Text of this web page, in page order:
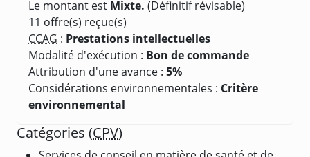
Le montant est Mixte. (Définitif révisable)
11 offre(s) reçue(s)
CCAG : Prestations intellectuelles
Modalité d'exécution : Bon de commande
Attribution d'une avance : 5%
Considérations environnementales : Critère
environnemental
Catégories (CPV)